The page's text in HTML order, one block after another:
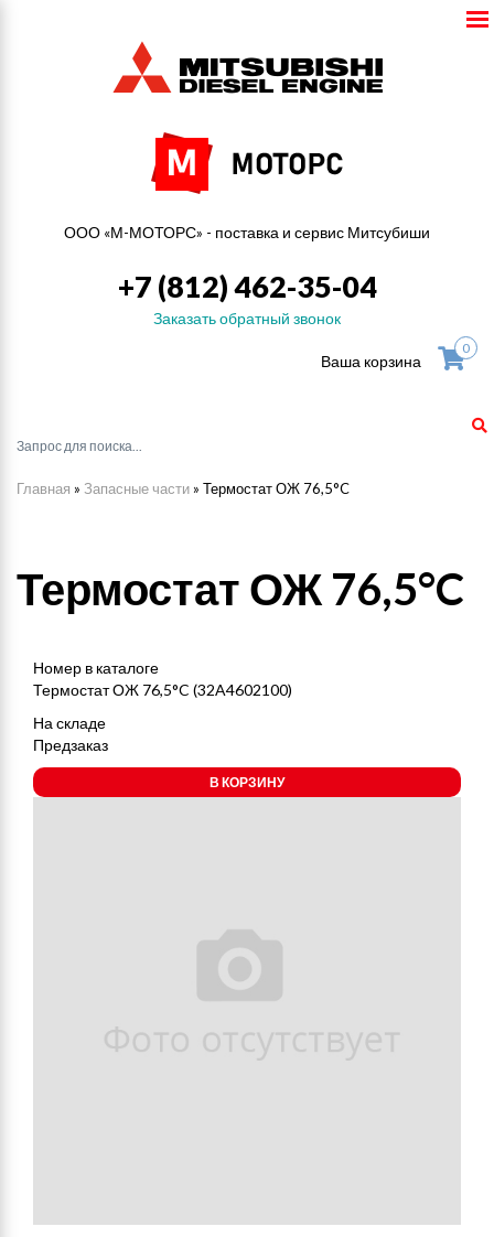
ООО «М-МОТОРС» - поставка и сервис Митсубиши
+7 (812) 462-35-04
Заказать обратный звонок
Ваша корзина
0
Главная » Запасные части » Термостат ОЖ 76,5°C
Термостат ОЖ 76,5°C
Номер в каталоге
Термостат ОЖ 76,5°C (32A4602100)
На складе
Предзаказ
В КОРЗИНУ